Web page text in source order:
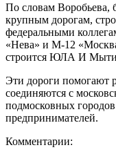
По словам Воробьева,
крупным дорогам,
федеральными
«Нева» и М-12
строится ЮЛА И
Эти дороги помогают
соединяются с
подмосковных
предпринимателей.
Комментарии: